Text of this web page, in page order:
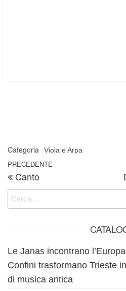
Categoria Viola e Arpa
Navigazione
Articolo precedente
PRECEDENTE
Canto
Ricerca per:
Le Janas incontrano
Confini trasformano Trieste
di musica antica